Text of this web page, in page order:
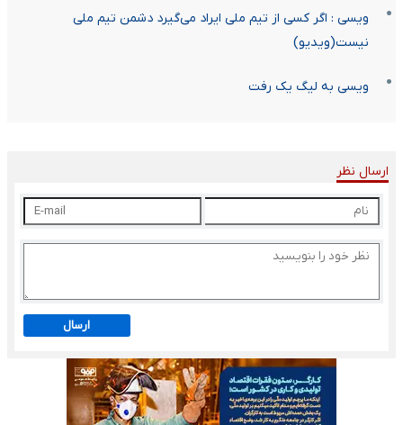
ویسی : اگر کسی از تیم ملی ایراد می‌گیرد دشمن تیم ملی
نیست(ویدیو)
ویسی به لیگ یک رفت
ارسال نظر
ارسال